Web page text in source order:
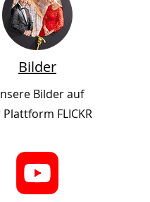
Bilder
Bilder auf
FLICKR